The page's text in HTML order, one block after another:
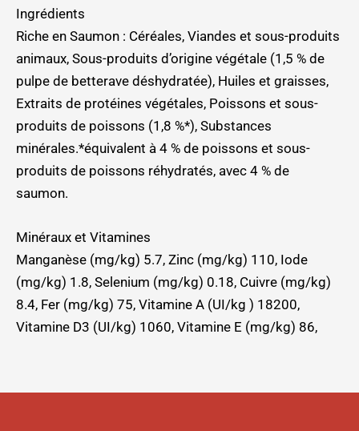
Ingrédients
Riche en Saumon : Céréales, Viandes et sous-produits
animaux, Sous-produits d’origine végétale (1,5 % de
pulpe de betterave déshydratée), Huiles et graisses,
Extraits de protéines végétales, Poissons et sous-
produits de poissons (1,8 %*), Substances
minérales.*équivalent à 4 % de poissons et sous-
produits de poissons réhydratés, avec 4 % de
saumon.
Minéraux et Vitamines
Manganèse (mg/kg) 5.7, Zinc (mg/kg) 110, Iode
(mg/kg) 1.8, Selenium (mg/kg) 0.18, Cuivre (mg/kg)
8.4, Fer (mg/kg) 75, Vitamine A (UI/kg ) 18200,
Vitamine D3 (UI/kg) 1060, Vitamine E (mg/kg) 86,